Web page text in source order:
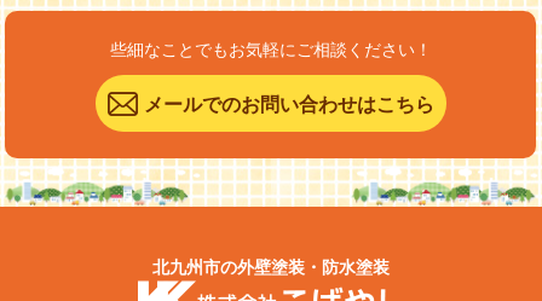
些細なことでもお気軽にご相談ください！
メールでのお問い合わせはこちら
北九州市の外壁塗装・防水塗装